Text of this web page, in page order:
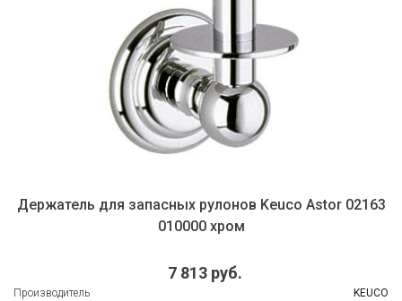
Держатель для запасных рулонов Keuco Astor 02163
010000 хром
7 813 руб.
Производитель
KEUCO